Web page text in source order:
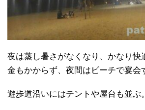
夜は蒸し暑さがなくなり、かなり快
金もかからず、夜間はビーチで宴会
遊歩道沿いにはテントや屋台も並ぶ。